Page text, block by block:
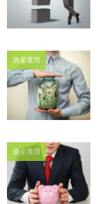
資産運用
資産運用